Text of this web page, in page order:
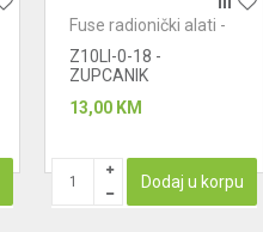
Fuse radionički alati -
Z10LI-0-18 -
ZUPCANIK
13,00 KM
Dodaj u korpu